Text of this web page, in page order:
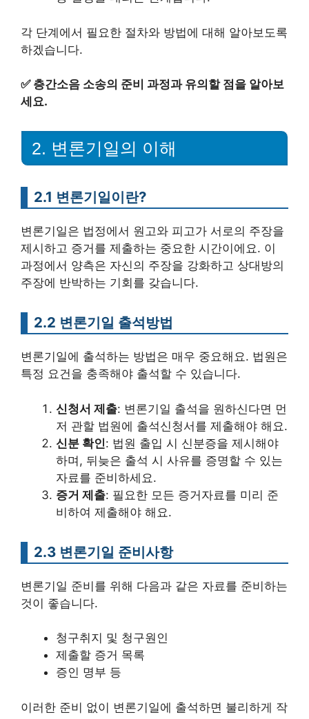
각 단계에서 필요한 절차와 방법에 대해 알아보도록
하겠습니다.
✅ 층간소음 소송의 준비 과정과 유의할 점을 알아보
세요.
2. 변론기일의 이해
2.1 변론기일이란?
변론기일은 법정에서 원고와 피고가 서로의 주장을
제시하고 증거를 제출하는 중요한 시간이에요. 이
과정에서 양측은 자신의 주장을 강화하고 상대방의
주장에 반박하는 기회를 갖습니다.
2.2 변론기일 출석방법
변론기일에 출석하는 방법은 매우 중요해요. 법원은
특정 요건을 충족해야 출석할 수 있습니다.
신청서 제출: 변론기일 출석을 원하신다면 먼
저 관할 법원에 출석신청서를 제출해야 해요.
신분 확인: 법원 출입 시 신분증을 제시해야
하며, 뒤늦은 출석 시 사유를 증명할 수 있는
자료를 준비하세요.
증거 제출: 필요한 모든 증거자료를 미리 준
비하여 제출해야 해요.
2.3 변론기일 준비사항
변론기일 준비를 위해 다음과 같은 자료를 준비하는
것이 좋습니다.
청구취지 및 청구원인
제출할 증거 목록
증인 명부 등
이러한 준비 없이 변론기일에 출석하면 불리하게 작